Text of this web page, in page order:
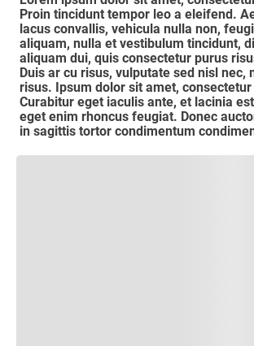
Proin tincidunt tempor leo a eleifend.
lacus convallis, vehicula nulla non,
aliquam, nulla et vestibulum tincidunt,
aliquam dui, quis consectetur purus
Duis ar cu risus, vulputate sed nisl nec,
risus. Ipsum dolor sit amet,
Curabitur eget iaculis ante, et lacinia
eget enim rhoncus feugiat. Donec
in sagittis tortor condimentum